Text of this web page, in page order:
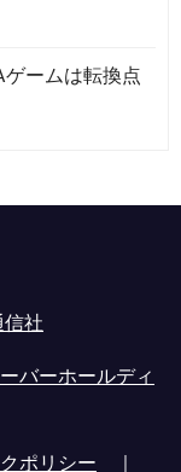
ームは転換点
社
バーホールディ
ポリシー ｜